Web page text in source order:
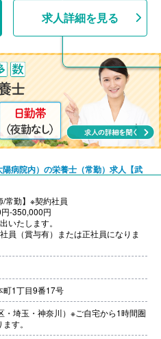
約社員
22:00-翌05:00）
（上限なし）※片道2Km以上
求人詳細を見る
病院内）の栄養士（常勤）求人【武
/常勤】※契約社員
円-350,000円
いたします。
員（賞与有）または正社員になりま
士で未経験の場合
-
験3年程度の場合
-4,000,000円
用形態を検討します。
2.0ヶ月分 ※前年度実績、経験によ
町1丁目9番17号
・埼玉・神奈川）※ご自宅から1時間圏
す。